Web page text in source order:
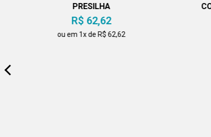
PRESILHA
R$ 62,62
ou em 1x de R$ 62,62